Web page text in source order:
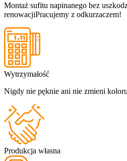
Montaż sufitu napinanego bez
renowacjiPracujemy z odkurzaczem!
Wytrzymałość
Nigdy nie pęknie ani nie zmieni koloru
Produkcja własna